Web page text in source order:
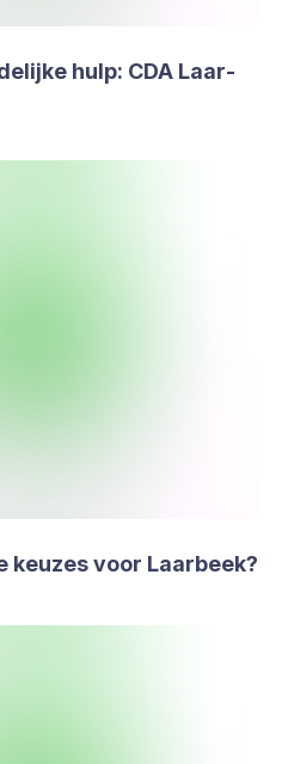
hulp: CDA Laar­
keu­zes voor Laar­beek?